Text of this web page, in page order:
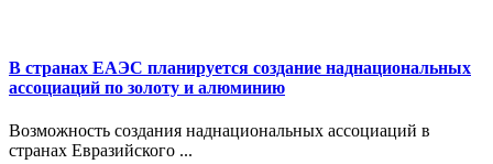
В странах ЕАЭС планируется создание наднациональных
ассоциаций по золоту и алюминию
Возможность создания наднациональных ассоциаций в
странах Евразийского ...